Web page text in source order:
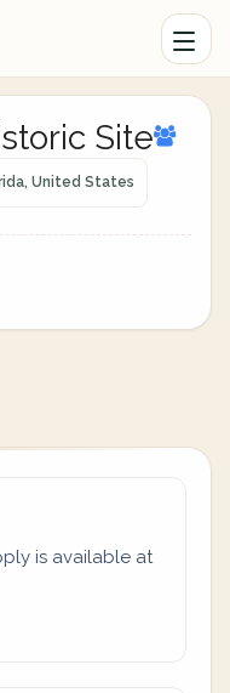
Site
United States
is available at